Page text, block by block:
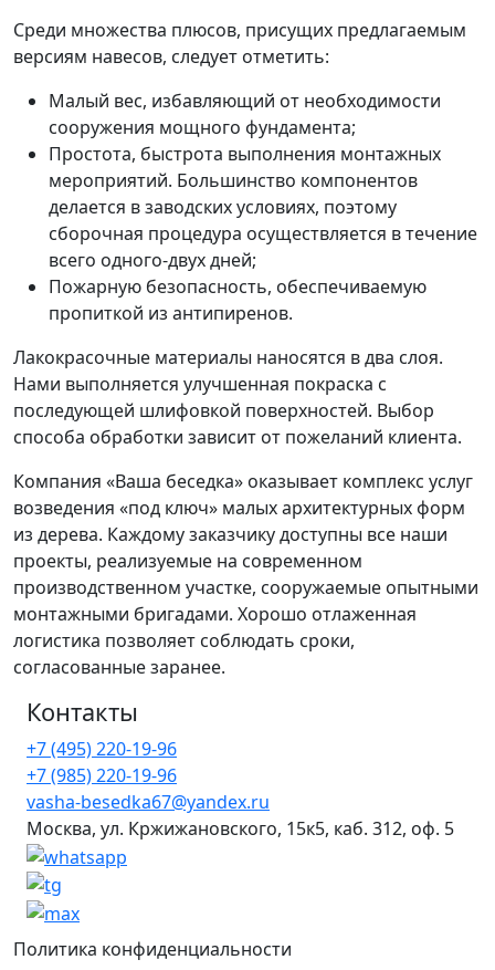
Среди множества плюсов, присущих предлагаемым
версиям навесов, следует отметить:
Малый вес, избавляющий от необходимости
сооружения мощного фундамента;
Простота, быстрота выполнения монтажных
мероприятий. Большинство компонентов
делается в заводских условиях, поэтому
сборочная процедура осуществляется в течение
всего одного-двух дней;
Пожарную безопасность, обеспечиваемую
пропиткой из антипиренов.
Лакокрасочные материалы наносятся в два слоя.
Нами выполняется улучшенная покраска с
последующей шлифовкой поверхностей. Выбор
способа обработки зависит от пожеланий клиента.
Компания «Ваша беседка» оказывает комплекс услуг
возведения «под ключ» малых архитектурных форм
из дерева. Каждому заказчику доступны все наши
проекты, реализуемые на современном
производственном участке, сооружаемые опытными
монтажными бригадами. Хорошо отлаженная
логистика позволяет соблюдать сроки,
согласованные заранее.
Контакты
+7 (495) 220-19-96
+7 (985) 220-19-96
vasha-besedka67@yandex.ru
Москва, ул. Кржижановского, 15к5, каб. 312, оф. 5
Политика конфиденциальности